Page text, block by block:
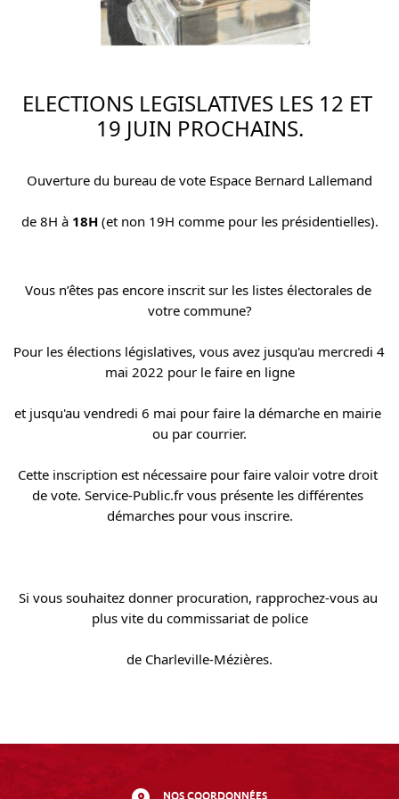
ELECTIONS LEGISLATIVES LES 12 ET
19 JUIN PROCHAINS.
Ouverture du bureau de vote Espace Bernard Lallemand
de 8H à 18H (et non 19H comme pour les présidentielles).
Vous n’êtes pas encore inscrit sur les listes électorales de
votre commune?
Pour les élections législatives, vous avez jusqu'au mercredi 4
mai 2022 pour le faire en ligne
et jusqu'au vendredi 6 mai pour faire la démarche en mairie
ou par courrier.
Cette inscription est nécessaire pour faire valoir votre droit
de vote. Service-Public.fr vous présente les différentes
démarches pour vous inscrire.
Si vous souhaitez donner procuration, rapprochez-vous au
plus vite du commissariat de police
de Charleville-Mézières.
NOS COORDONNÉES